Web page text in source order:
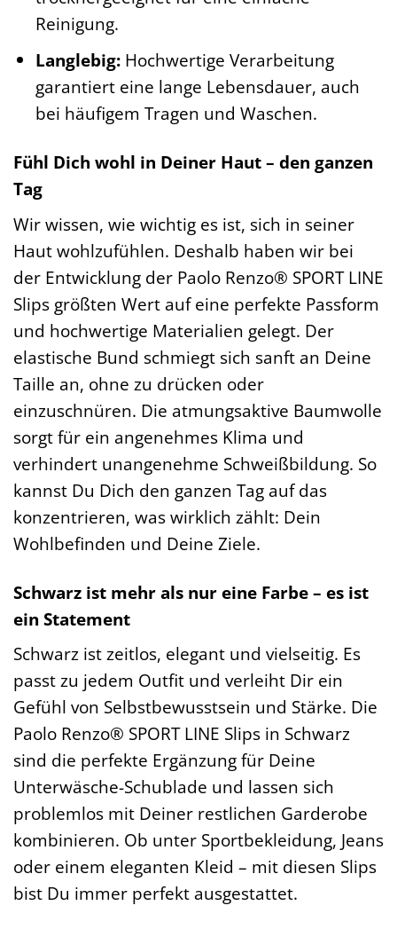
Reinigung.
Langlebig:Hochwertige Verarbeitung
garantiert eine lange Lebensdauer, auch
bei häufigem Tragen und Waschen.
Fühl Dich wohl in Deiner Haut – den ganzen
Tag
Wir wissen, wie wichtig es ist, sich in seiner
Haut wohlzufühlen. Deshalb haben wir bei
der Entwicklung der Paolo Renzo® SPORT LINE
Slips größten Wert auf eine perfekte Passform
und hochwertige Materialien gelegt. Der
elastische Bund schmiegt sich sanft an Deine
Taille an, ohne zu drücken oder
einzuschnüren. Die atmungsaktive Baumwolle
sorgt für ein angenehmes Klima und
verhindert unangenehme Schweißbildung. So
kannst Du Dich den ganzen Tag auf das
konzentrieren, was wirklich zählt: Dein
Wohlbefinden und Deine Ziele.
Schwarz ist mehr als nur eine Farbe – es ist
ein Statement
Schwarz ist zeitlos, elegant und vielseitig. Es
passt zu jedem Outfit und verleiht Dir ein
Gefühl von Selbstbewusstsein und Stärke. Die
Paolo Renzo® SPORT LINE Slips in Schwarz
sind die perfekte Ergänzung für Deine
Unterwäsche-Schublade und lassen sich
problemlos mit Deiner restlichen Garderobe
kombinieren. Ob unter Sportbekleidung, Jeans
oder einem eleganten Kleid – mit diesen Slips
bist Du immer perfekt ausgestattet.